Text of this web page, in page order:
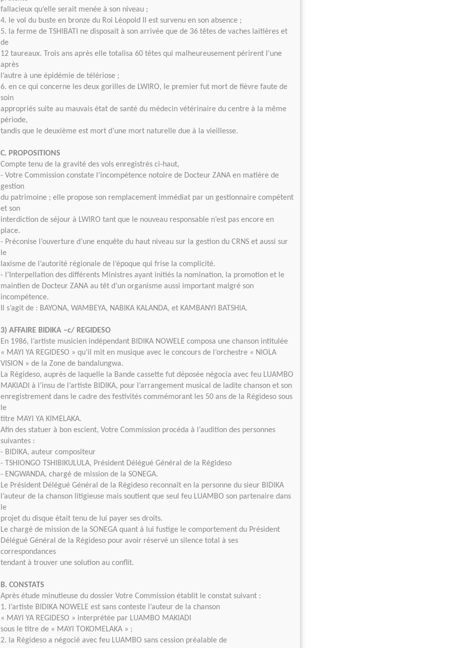
fallacieux qu’elle serait menée à son niveau ;
4. le vol du buste en bronze du Roi Léopold II est survenu en son absence ;
5. la ferme de TSHIBATI ne disposait à son arrivée que de 36 têtes de vaches laitières et
de
12 taureaux. Trois ans après elle totalisa 60 têtes qui malheureusement périrent l’une
après
l’autre à une épidémie de télériose ;
6. en ce qui concerne les deux gorilles de LWIRO, le premier fut mort de fièvre faute de
soin
appropriés suite au mauvais état de santé du médecin vétérinaire du centre à la même
période,
tandis que le deuxième est mort d’une mort naturelle due à la vieillesse.
C. PROPOSITIONS
Compte tenu de la gravité des vols enregistrés ci-haut,
- Votre Commission constate l’incompétence notoire de Docteur ZANA en matière de
gestion
du patrimoine ; elle propose son remplacement immédiat par un gestionnaire compétent
et son
interdiction de séjour à LWIRO tant que le nouveau responsable n’est pas encore en
place.
- Préconise l’ouverture d’une enquête du haut niveau sur la gestion du CRNS et aussi sur
le
laxisme de l’autorité régionale de l’époque qui frise la complicité.
- l’Interpellation des différents Ministres ayant initiés la nomination, la promotion et le
maintien de Docteur ZANA au têt d’un organisme aussi important malgré son
incompétence.
Il s’agit de : BAYONA, WAMBEYA, NABIKA KALANDA, et KAMBANYI BATSHIA.
3) AFFAIRE BIDIKA –c/ REGIDESO
En 1986, l’artiste musicien indépendant BIDIKA NOWELE composa une chanson intitulée
« MAYI YA REGIDESO » qu’il mit en musique avec le concours de l’orchestre « NIOLA
VISION » de la Zone de bandalungwa.
La Régideso, auprès de laquelle la Bande cassette fut déposée négocia avec feu LUAMBO
MAKIADI à l’insu de l’artiste BIDIKA, pour l’arrangement musical de ladite chanson et son
enregistrement dans le cadre des festivités commémorant les 50 ans de la Régideso sous
le
titre MAYI YA KIMELAKA.
Afin des statuer à bon escient, Votre Commission procéda à l’audition des personnes
suivantes :
- BIDIKA, auteur compositeur
- TSHIONGO TSHIBIKULULA, Président Délégué Général de la Régideso
- ENGWANDA, chargé de mission de la SONEGA.
Le Président Délégué Général de la Régideso reconnaît en la personne du sieur BIDIKA
l’auteur de la chanson litigieuse mais soutient que seul feu LUAMBO son partenaire dans
le
projet du disque était tenu de lui payer ses droits.
Le chargé de mission de la SONEGA quant à lui fustige le comportement du Président
Délégué Général de la Régideso pour avoir réservé un silence total à ses
correspondances
tendant à trouver une solution au conflit.
B. CONSTATS
Après étude minutieuse du dossier Votre Commission établit le constat suivant :
1. l’artiste BIDIKA NOWELE est sans conteste l’auteur de la chanson
« MAYI YA REGIDESO » interprétée par LUAMBO MAKIADI
sous le titre de « MAYI TOKOMELAKA » ;
2. la Régideso a négocié avec feu LUAMBO sans cession préalable de